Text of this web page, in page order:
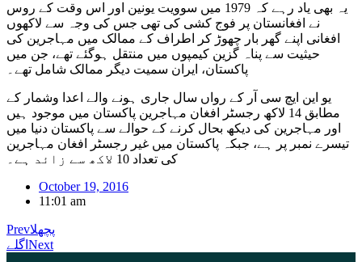
یہ بھی یاد رہے کہ 1979 میں سوویت یونین اور اس وقت کے روس
نے افغانستان پر فوج کشی کی تھی جس کی وجہ سے لاکھوں
افغانی اپنے گھر بار چھوڑ کر اطراف کے ممالک میں مہاجرین کی
حیثیت سے پناہ گزین کیمپوں میں منتقل ہوگئے تھے، جن میں
پاکستان، ایران سمیت دیگر ممالک شامل تھے۔
یو این ایچ سی آر کے رواں سال جاری ہونے والے اعدا وشمار کے
مطابق 14 لاکھ رجسٹر افغان مہاجرین پاکستان میں موجود ہیں
اور مہاجرین کی دیکھ بحال کرنے کے حوالے سے پاکستان دنیا میں
تیسرے نمبر پر ہے، جبکہ پاکستان میں غیر رجسٹر افغان مہاجرین
کی تعداد 10 لاکھ سے زائد ہے۔
October 19, 2016
11:01 am
Prevپچھلا
اگلے Next